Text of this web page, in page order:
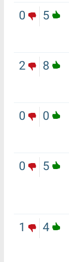
5
0
8
2
0
0
5
0
4
1